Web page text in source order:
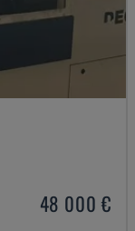
48 000 €